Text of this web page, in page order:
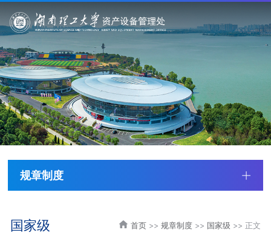
规章制度
国家级 首页>> 规章制度>> 国家级 >> 正文